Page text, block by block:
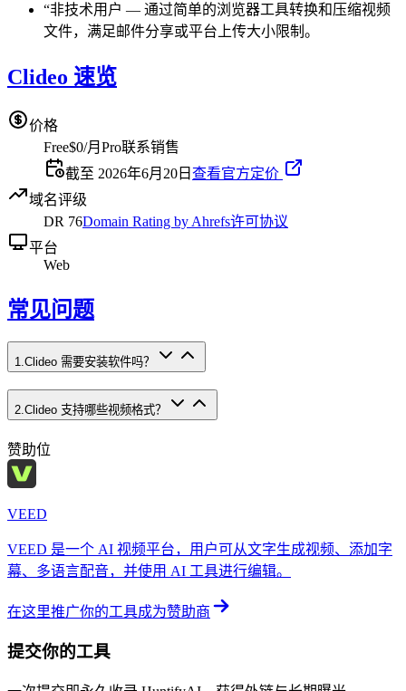
“非技术用户 — 通过简单的浏览器工具转换和压缩视频
文件，满足邮件分享或平台上传大小限制。
Clideo 速览
价格
Free$0/月 Pro联系销售
截至 2026年6月20日 查看官方定价
域名评级
DR 76Domain Rating by Ahrefs许可协议
平台
Web
常见问题
1.Clideo 需要安装软件吗？
2 Clideo 支持哪些视频格式？
赞助位
VEED
VEED 是一个 AI 视频平台，用户可从文字生成视频、添加字
幕、多语言配音，并使用 AI 工具进行编辑。
在这里推广你的工具成为赞助商
提交你的工具